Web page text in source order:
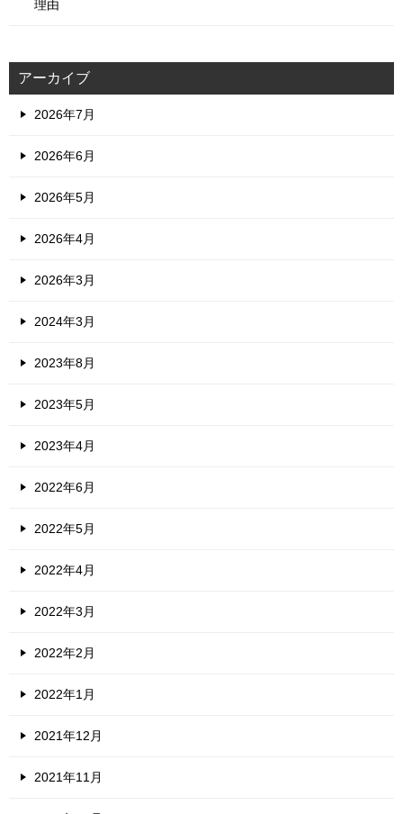
理由
アーカイブ
2026年7月
2026年6月
2026年5月
2026年4月
2026年3月
2024年3月
2023年8月
2023年5月
2023年4月
2022年6月
2022年5月
2022年4月
2022年3月
2022年2月
2022年1月
2021年12月
2021年11月